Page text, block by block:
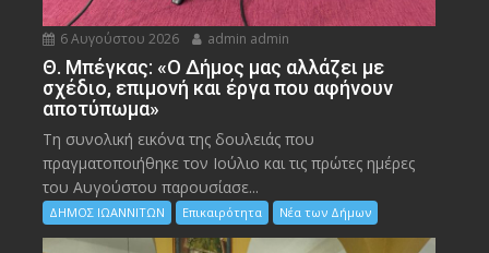
6 Αυγούστου 2026 admin admin
Θ. Μπέγκας: «Ο Δήμος μας αλλάζει με
σχέδιο, επιμονή και έργα που αφήνουν
αποτύπωμα»
Τη συνολική εικόνα της δουλειάς που
πραγματοποιήθηκε τον Ιούλιο και τις πρώτες ημέρες
του Αυγούστου παρουσίασε...
ΔΗΜΟΣ ΙΩΑΝΝΙΤΩΝ Επικαιρότητα Νέα των Δήμων